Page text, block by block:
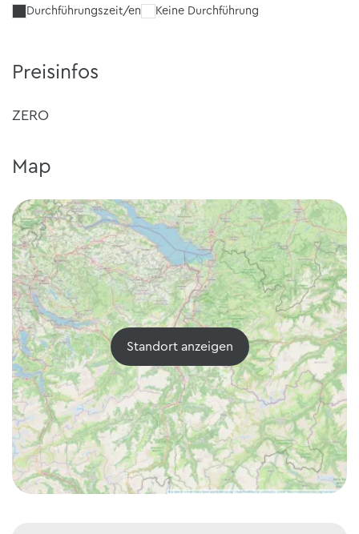
Durchführungszeit/en Keine Durchführung
Preisinfos
ZERO
Map
Standort anzeigen